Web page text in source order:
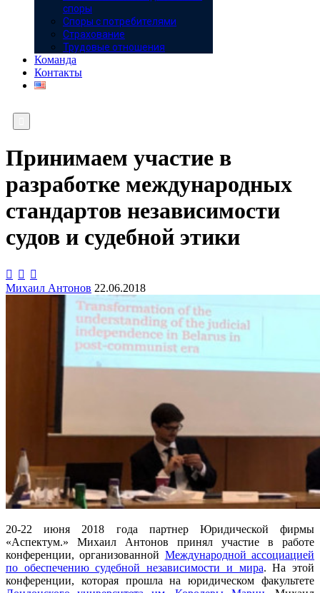
споры
Споры с потребителями
Страхование
Трудовые отношения
Команда
Контакты
Принимаем участие в
разработке международных
стандартов независимости
судов и судебной этики
 

Михаил Антонов 22.06.2018
20-22 июня 2018 года партнер Юридической фирмы
«Аспектум.» Михаил Антонов принял участие в работе
конференции, организованной Международной ассоциацией
по обеспечению судебной независимости и мира. На этой
конференции, которая прошла на юридическом факультете